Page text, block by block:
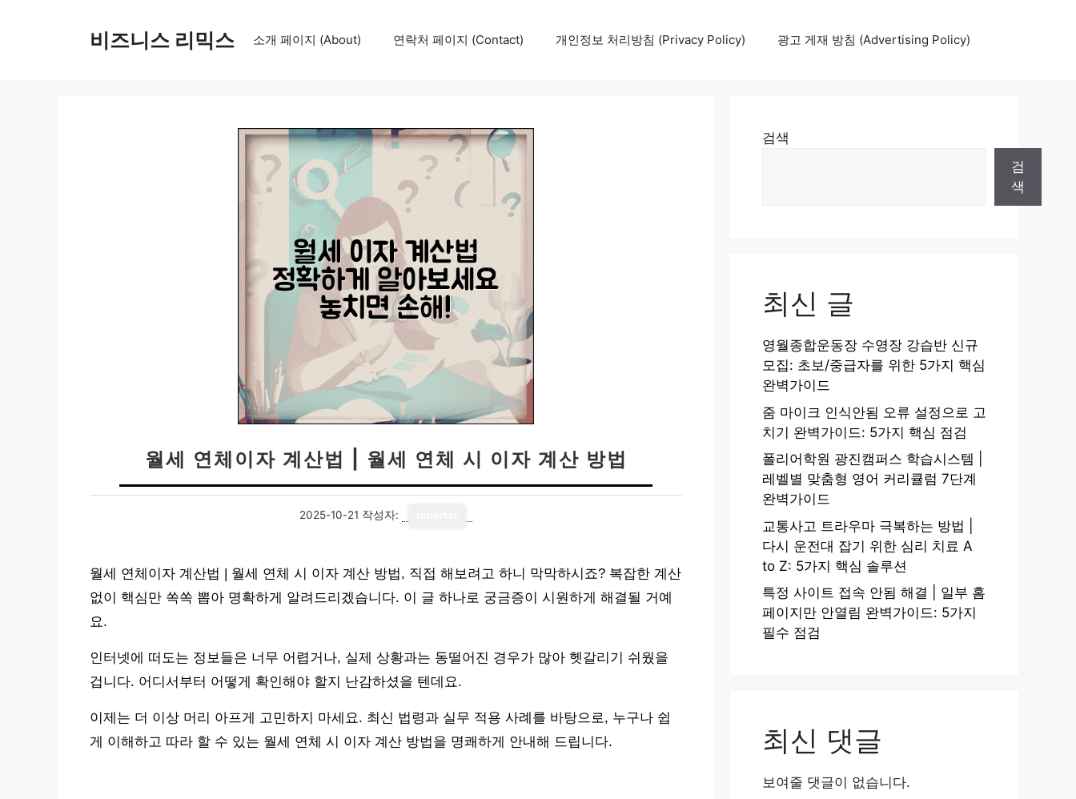
비즈니스 리믹스 소개 페이지 (About) 연락처 페이지 (Contact) 개인정보 처리방침 (Privacy Policy) 광고 게재 방침 (Advertising Policy)
월세 연체이자 계산법 | 월세 연체 시 이자 계산 방법
2025-10-21 작성자:
월세 연체이자 계산법 | 월세 연체 시 이자 계산 방법, 직접 해보려고 하니 막막하시죠? 복잡한 계산
없이 핵심만 쏙쏙 뽑아 명확하게 알려드리겠습니다. 이 글 하나로 궁금증이 시원하게 해결될 거예
요.
인터넷에 떠도는 정보들은 너무 어렵거나, 실제 상황과는 동떨어진 경우가 많아 헷갈리기 쉬웠을
겁니다. 어디서부터 어떻게 확인해야 할지 난감하셨을 텐데요.
이제는 더 이상 머리 아프게 고민하지 마세요. 최신 법령과 실무 적용 사례를 바탕으로, 누구나 쉽
게 이해하고 따라 할 수 있는 월세 연체 시 이자 계산 방법을 명쾌하게 안내해 드립니다.
검색
검
색
최신 글
영월종합운동장 수영장 강습반 신규
모집: 초보/중급자를 위한 5가지 핵심
완벽가이드
줌 마이크 인식안됨 오류 설정으로 고
치기 완벽가이드: 5가지 핵심 점검
폴리어학원 광진캠퍼스 학습시스템 |
레벨별 맞춤형 영어 커리큘럼 7단계
완벽가이드
교통사고 트라우마 극복하는 방법 |
다시 운전대 잡기 위한 심리 치료 A
to Z: 5가지 핵심 솔루션
특정 사이트 접속 안됨 해결 | 일부 홈
페이지만 안열림 완벽가이드: 5가지
필수 점검
최신 댓글
보여줄 댓글이 없습니다.